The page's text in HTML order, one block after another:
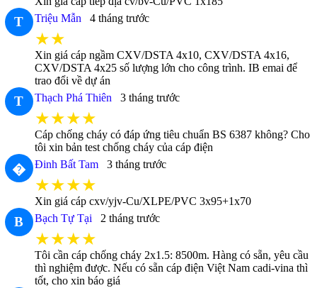
T Triệu Mẫn 4 tháng trước
★★
Xin giá cáp ngầm CXV/DSTA 4x10, CXV/DSTA 4x16,
CXV/DSTA 4x25 số lượng lớn cho công trình. IB emai để
trao đổi về dự án
T Thạch Phá Thiên 3 tháng trước
★★★★
Cáp chống cháy có đáp ứng tiêu chuẩn BS 6387 không? Cho
tôi xin bản test chống cháy của cáp điện
� Đinh Bất Tam 3 tháng trước
★★★★
Xin giá cáp cxv/yjv-Cu/XLPE/PVC 3x95+1x70
B Bạch Tự Tại 2 tháng trước
★★★★
Tôi cần cáp chống cháy 2x1.5: 8500m. Hàng có sẵn, yêu cầu
thì nghiệm được. Nếu có sẵn cáp điện Việt Nam cadi-vina thì
tốt, cho xin báo giá